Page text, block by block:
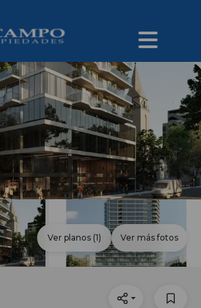
Ver planos (1) Ver más fotos